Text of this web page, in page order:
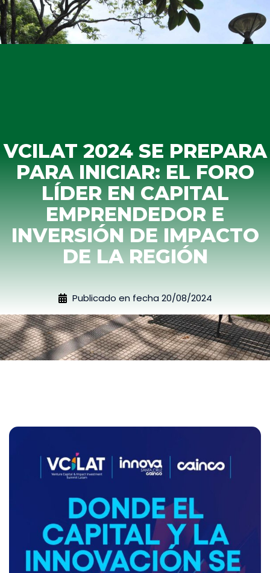
VCILAT 2024 SE PREPARA
PARA INICIAR: EL FORO
LÍDER EN CAPITAL
EMPRENDEDOR E
INVERSIÓN DE IMPACTO
DE LA REGIÓN
Publicado en fecha 20/08/2024